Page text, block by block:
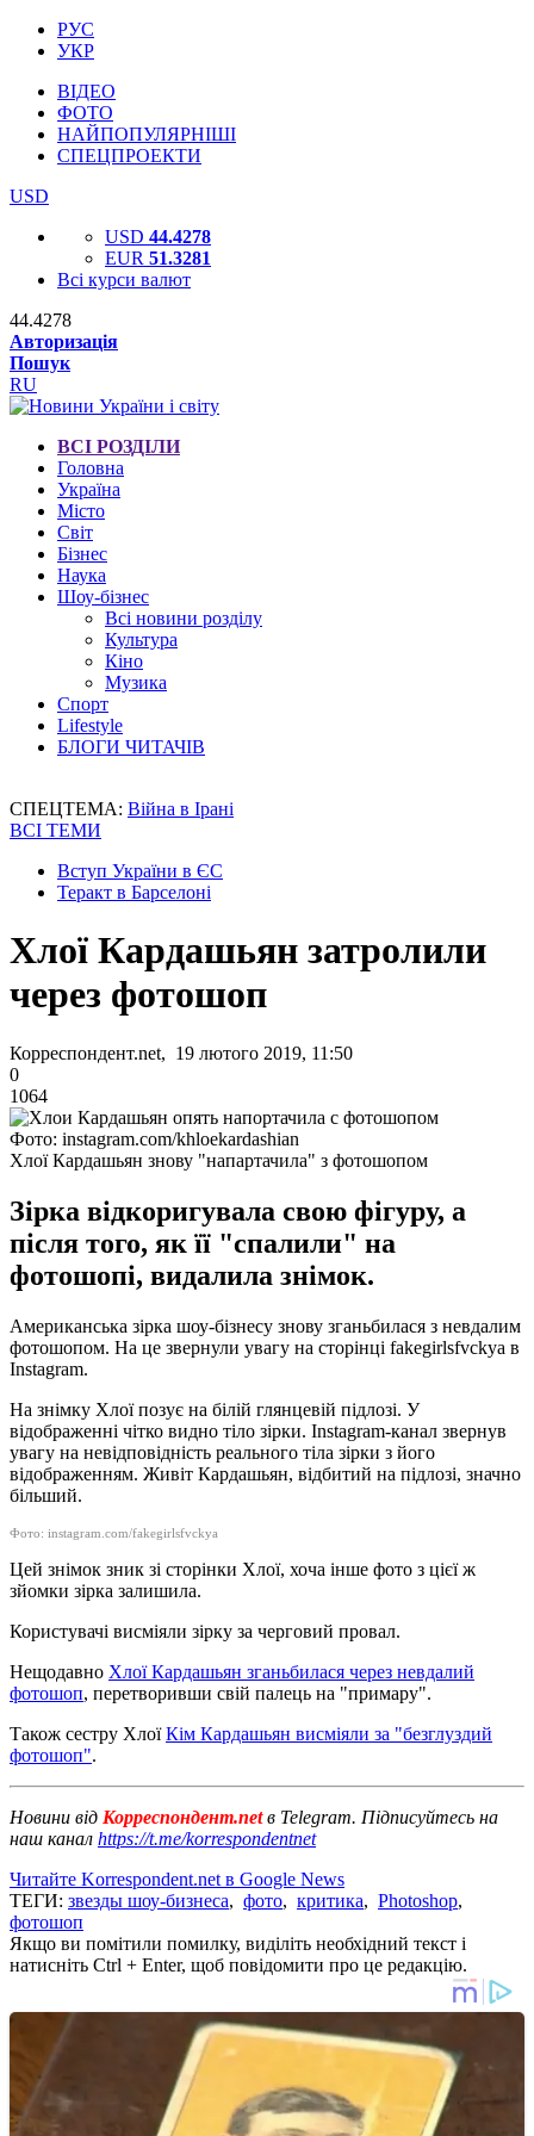
РУС
УКР
ВІДЕО
ФОТО
НАЙПОПУЛЯРНІШІ
СПЕЦПРОЕКТИ
USD
USD 44.4278
EUR 51.3281
Всі курси валют
44.4278
Авторизація
Пошук
RU
ВСІ РОЗДІЛИ
Головна
Україна
Місто
Світ
Бізнес
Наука
Шоу-бізнес
Всі новини розділу
Культура
Кіно
Музика
Спорт
Lifestyle
БЛОГИ ЧИТАЧІВ
СПЕЦТЕМА: Війна в Ірані
ВСІ ТЕМИ
Вступ України в ЄС
Теракт в Барселоні
Хлої Кардашьян затролили
через фотошоп
Корреспондент.net, 19 лютого 2019, 11:50
0
1064
Фото: instagram.com/khloekardashian
Хлої Кардашьян знову "напартачила" з фотошопом
Зірка відкоригувала свою фігуру, а
після того, як її "спалили" на
фотошопі, видалила знімок.
Американська зірка шоу-бізнесу знову зганьбилася з невдалим
фотошопом. На це звернули увагу на сторінці fakegirlsfvckya в
Instagram.
На знімку Хлої позує на білій глянцевій підлозі. У
відображенні чітко видно тіло зірки. Instagram-канал звернув
увагу на невідповідність реального тіла зірки з його
відображенням. Живіт Кардашьян, відбитий на підлозі, значно
більший.
Фото: instagram.com/fakegirlsfvckya
Цей знімок зник зі сторінки Хлої, хоча інше фото з цієї ж
зйомки зірка залишила.
Користувачі висміяли зірку за черговий провал.
Нещодавно Хлої Кардашьян зганьбилася через невдалий
фотошоп, перетворивши свій палець на "примару".
Також сестру ХлоїКім Кардашьян висміяли за "безглуздий
фотошоп".
Новини від Корреспондент.netв Telegram. Підписуйтесь на
наш канал https://t.me/korrespondentnet
Читайте Korrespondent.net в Google News
ТЕГИ: звезды шоу-бизнеса, фото, критика, Photoshop,
фотошоп
Якщо ви помітили помилку, виділіть необхідний текст і
натисніть Ctrl + Enter, щоб повідомити про це редакцію.